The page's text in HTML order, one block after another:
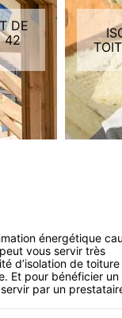
DE
42
énergétique
vous servir très
d’isolation de
Et pour bénéficier un
par un